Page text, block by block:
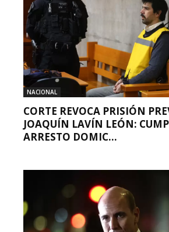
NACIONAL
CORTE REVOCA PRISIÓN
JOAQUÍN LAVÍN LEÓN:
ARRESTO DOMIC...